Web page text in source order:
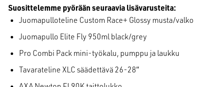
Suosittelemme pyörään seuraavia lisävarusteita:
Juomapulloteline Custom Race+ Glossy musta/valko
Juomapullo Elite Fly 950ml black/grey
Pro Combi Pack mini-työkalu, pumppu ja laukku
Tavarateline XLC säädettävä 26-28“